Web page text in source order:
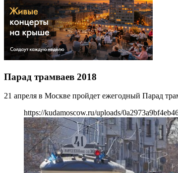
Парад трамваев 2018
21 апреля в Москве пройдет ежегодный Парад
https://kudamoscow.ru/uploads/